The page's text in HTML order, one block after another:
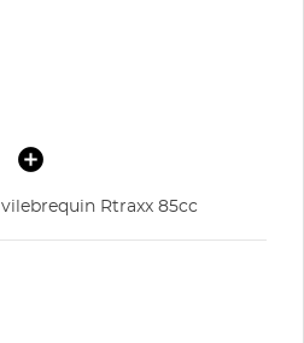
Rtraxx 85cc